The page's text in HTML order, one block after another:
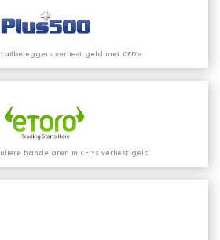
verliest geld met CFD’s.
handelaren in CFD's verliest geld